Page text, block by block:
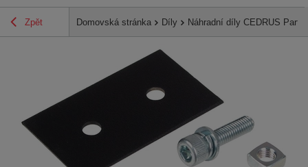
Zpět Domovská stránka Díly Náhradní díly CEDRUS Parts